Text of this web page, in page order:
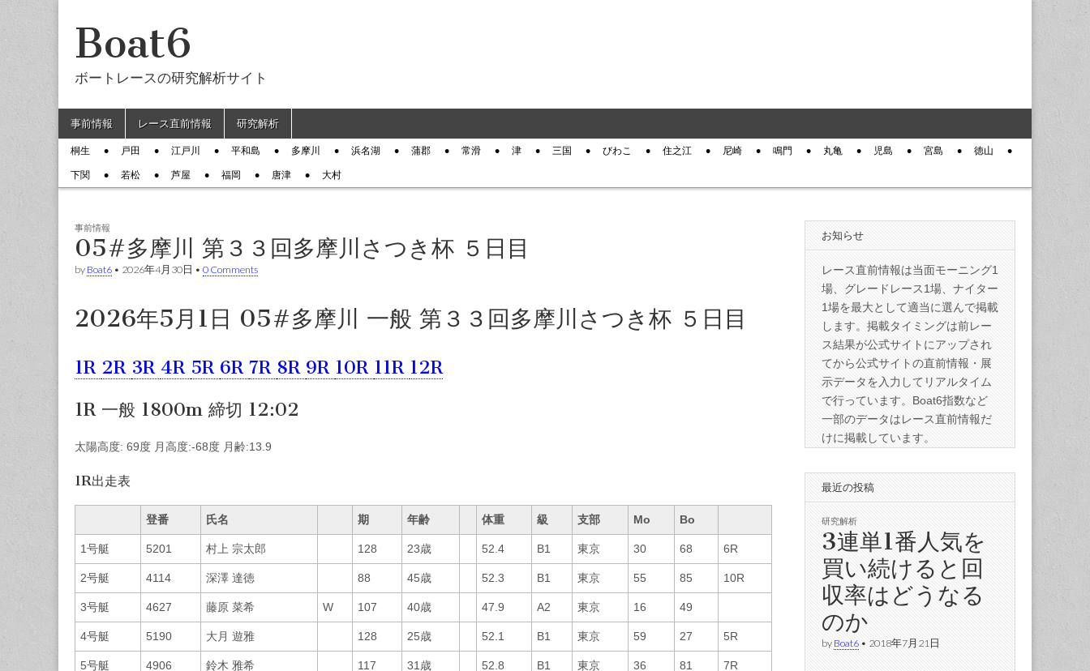
Boat6
ボートレースの研究解析サイト
Main menu
Skip to content
事前情報 レース直前情報 研究解析
Sub menu
桐生 戸田 江戸川 平和島 多摩川 浜名湖 蒲郡 常滑 津 三国 びわこ 住之江 尼崎 鳴門 丸亀 児島 宮島 徳山
下関 若松 芦屋 福岡 唐津 大村
事前情報
05#多摩川 第３３回多摩川さつき杯 ５日目
by Boat6 • 2026年4月30日 • 0 Comments
2026年5月1日 05#多摩川 一般 第３３回多摩川さつき杯 ５日目
1R 2R 3R 4R 5R 6R 7R 8R 9R 10R 11R 12R
1R 一般 1800m 締切 12:02
太陽高度: 69度 月高度:-68度 月齢:13.9
1R出走表
登番 氏名 期 年齢 体重 級 支部 Mo Bo
1号艇 5201 村上 宗太郎 128 23歳 52.4 B1 東京 30 68 6R
2号艇 4114 深澤 達徳 88 45歳 52.3 B1 東京 55 85 10R
3号艇 4627 藤原 菜希 W 107 40歳 47.9 A2 東京 16 49
4号艇 5190 大月 遊雅 128 25歳 52.1 B1 東京 59 27 5R
5号艇 4906 鈴木 雅希 117 31歳 52.8 B1 東京 36 81 7R
お知らせ
レース直前情報は当面モーニング1
場、グレードレース1場、ナイター
1場を最大として適当に選んで掲載
します。掲載タイミングは前レー
ス結果が公式サイトにアップされ
てから公式サイトの直前情報・展
示データを入力してリアルタイム
で行っています。Boat6指数など
一部のデータはレース直前情報だ
けに掲載しています。
最近の投稿
研究解析
3連単1番人気を
買い続けると回
収率はどうなる
のか
by Boat6 • 2018年7月21日